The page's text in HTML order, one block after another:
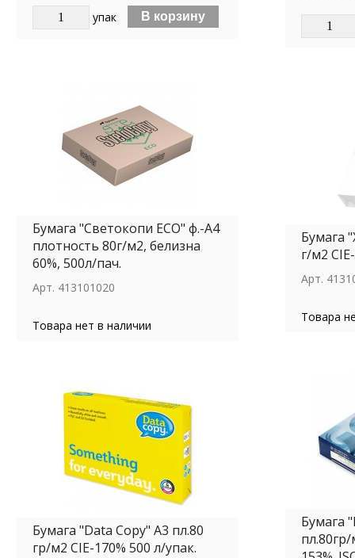
упак
Бумага "Светокопи ECO" ф.-А4
плотность 80г/м2, белизна
60%, 500л/пач.
Арт. 413101020
Товара нет в наличии
Бумага
г/м2
Арт.
Товара
Бумага "Data Copy" А3 пл.80
гр/м2 CIE-170% 500 л/упак.
Бумага